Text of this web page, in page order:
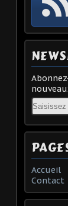
Email
Accueil
Contact